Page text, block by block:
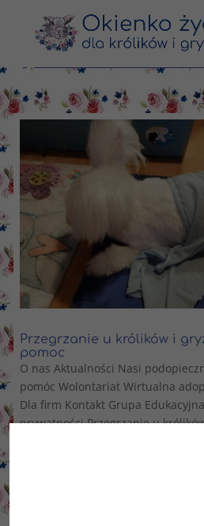
Przegrzanie u królików i
pomoc
O nas Aktualności Nasi
pomóc Wolontariat Wirtualna
Dla firm Kontakt Grupa
prywatności Przegrzanie u